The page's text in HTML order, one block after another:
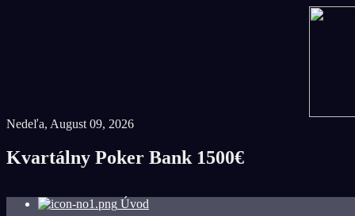
Nedeľa, August 09, 2026
Kvartálny Poker Bank 1500€
Úvod